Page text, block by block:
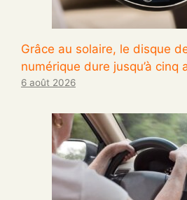
Grâce au solaire, le disque
numérique dure jusqu’à cinq
6 août 2026